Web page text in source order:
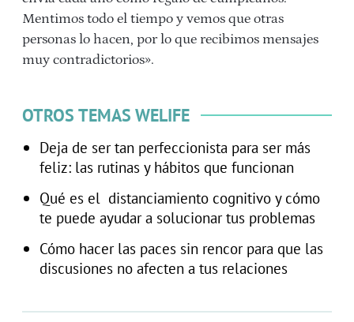
Mentimos todo el tiempo y vemos que otras
personas lo hacen, por lo que recibimos mensajes
muy contradictorios».
OTROS TEMAS WELIFE
Deja de ser tan perfeccionista para ser más
feliz: las rutinas y hábitos que funcionan
Qué es el distanciamiento cognitivo y cómo
te puede ayudar a solucionar tus problemas
Cómo hacer las paces sin rencor para que las
discusiones no afecten a tus relaciones